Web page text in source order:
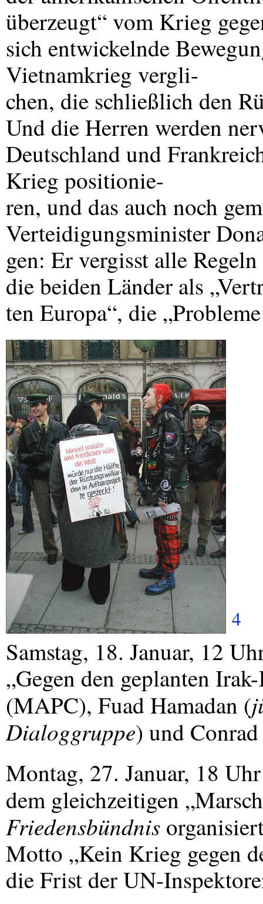
überzeugt“ vom Krieg
sich entwickelnde
Vietnamkrieg vergli-
chen, die schließlich den
Und die Herren werden
Deutschland und
Krieg positionie-
ren, und das auch noch
Verteidigungsminister
gen: Er vergisst alle
die beiden Länder als
ten Europa“, die
4
Samstag, 18. Januar, 12
„Gegen den geplanten
(MAPC), Fuad Hamadan (
Dialoggruppe) und
Montag, 27. Januar, 18
dem gleichzeitigen
Friedensbündnis
Motto „Kein Krieg gegen
die Frist der UN-